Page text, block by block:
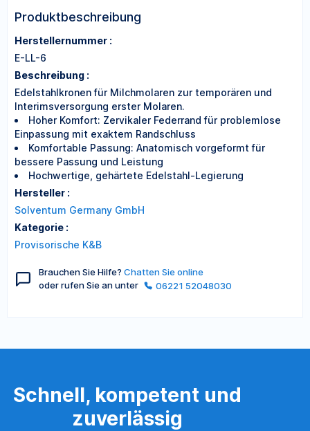
Produktbeschreibung
Herstellernummer :
E-LL-6
Beschreibung :
Edelstahlkronen für Milchmolaren zur temporären und
Interimsversorgung erster Molaren.
Hoher Komfort: Zervikaler Federrand für problemlose
Einpassung mit exaktem Randschluss
Komfortable Passung: Anatomisch vorgeformt für
bessere Passung und Leistung
Hochwertige, gehärtete Edelstahl-Legierung
Hersteller :
Solventum Germany GmbH
Kategorie :
Provisorische K&B
Brauchen Sie Hilfe? Chatten Sie online
oder rufen Sie an unter
06221 52048030
Schnell, kompetent und
zuverlässig